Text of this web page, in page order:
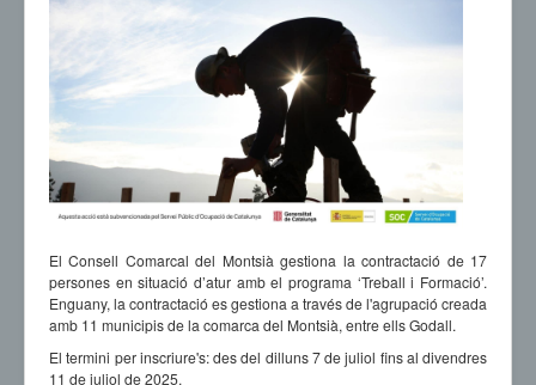
El Consell Comarcal del Montsià gestiona la contractació de 17
persones en situació d’atur amb el programa ‘Treball i Formació’.
Enguany, la contractació es gestiona a través de l'agrupació creada
amb 11 municipis de la comarca del Montsià, entre ells Godall.
El termini per inscriure's: des del dilluns 7 de juliol fins al divendres
11 de juliol de 2025.